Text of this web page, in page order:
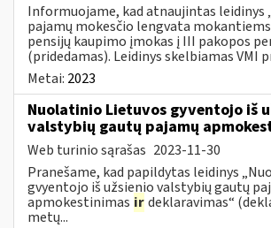
Informuojame, kad atnaujintas leidinys
pajamų mokesčio lengvata
pensijų kaupimo įmokas į III pakopos
(pridedamas). Leidinys skelbiamas VMI
Metai: 2023
Nuolatinio Lietuvos gyventojo iš
valstybių gautų pajamų
Web turinio sąrašas 2023-11-30
Pranešame, kad papildytas leidinys
gvyentojo iš užsienio valstybių gautų
apmokestinimas irdeklaravimas“
metų...